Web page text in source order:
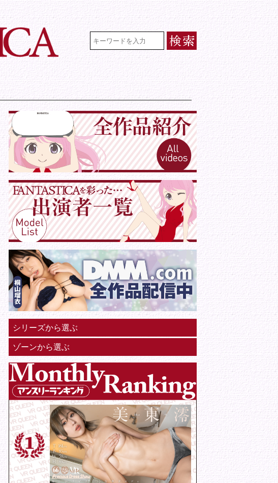
VR専門★アイドル・モデル・グ
シリーズから選ぶ
ゾーンから選ぶ